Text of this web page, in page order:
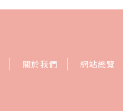
關於我們 網站總覽